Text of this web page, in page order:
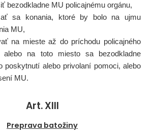
bezodkladne MU policajnému orgánu,
sa konania, ktoré by bolo na ujmu
MU,
na mieste až do príchodu policajného
alebo na toto miesto sa bezodkladne
poskytnutí alebo privolaní pomoci, alebo
MU.
Art. XIII
Preprava batožiny